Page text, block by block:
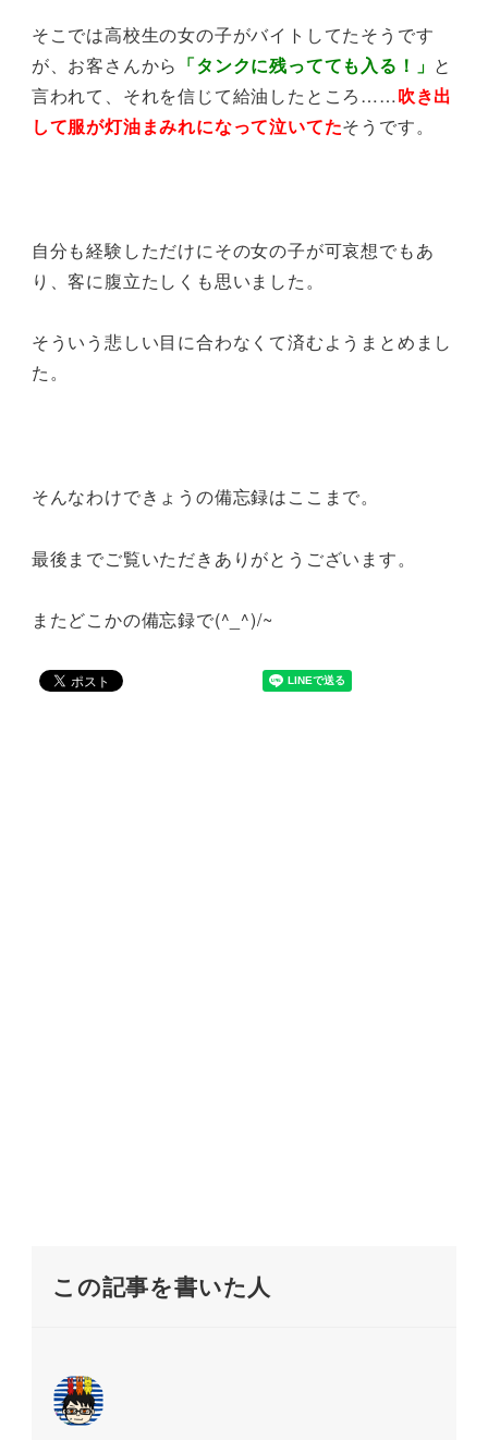
そこでは高校生の女の子がバイトしてたそうです
が、お客さんから 「タンクに残ってても入る！」 と
言われて、それを信じて給油したところ……吹き出
して服が灯油まみれになって泣いてたそうです。
自分も経験しただけにその女の子が可哀想でもあ
り、客に腹立たしくも思いました。
そういう悲しい目に合わなくて済むようまとめまし
た。
そんなわけできょうの備忘録はここまで。
最後までご覧いただきありがとうございます。
またどこかの備忘録で(^_^)/~
この記事を書いた人